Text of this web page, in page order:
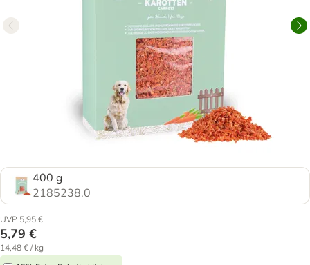
400 g
2185238.0
UVP 5,95 €
5,79 €
14,48 € / kg